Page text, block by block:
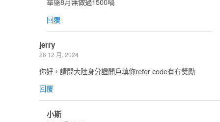
回覆
jerry
26 12 月, 2024
你好，請問大陸身分證開戶填你refer code有冇奬勵
回覆
小斯